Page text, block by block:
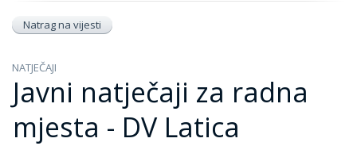
Natrag na vijesti
NATJEČAJI
Javni natječaji za radna
mjesta - DV Latica